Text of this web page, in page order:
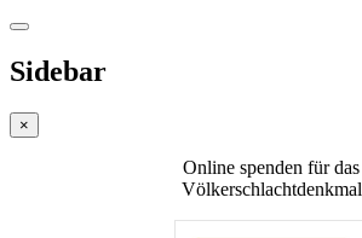
Sidebar
×
Online spenden für das
Völkerschlachtdenkmal